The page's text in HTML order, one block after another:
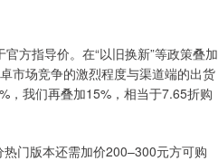
方指导价。在“以旧换新”等政策叠加
市场竞争的激烈程度与渠道端的出货
，我们再叠加15%，相当于7.65折购
门版本还需加价200–300元方可购